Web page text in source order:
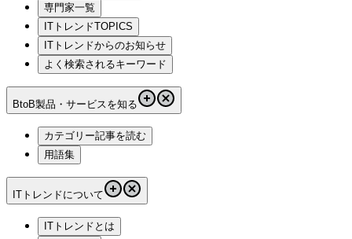
専門家一覧
ITトレンドTOPICS
ITトレンドからのお知らせ
よく検索されるキーワード
BtoB製品・サービスを知る
カテゴリー記事を読む
用語集
ITトレンドについて
ITトレンドとは